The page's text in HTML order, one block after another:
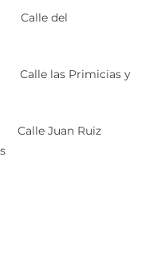
del
Primicias y
Ruiz